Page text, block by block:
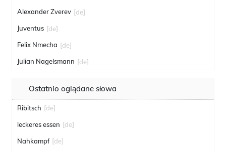
Alexander Zverev [de]
Juventus [de]
Felix Nmecha [de]
Julian Nagelsmann [de]
Ostatnio oglądane słowa
Ribitsch [de]
leckeres essen [de]
Nahkampf [de]